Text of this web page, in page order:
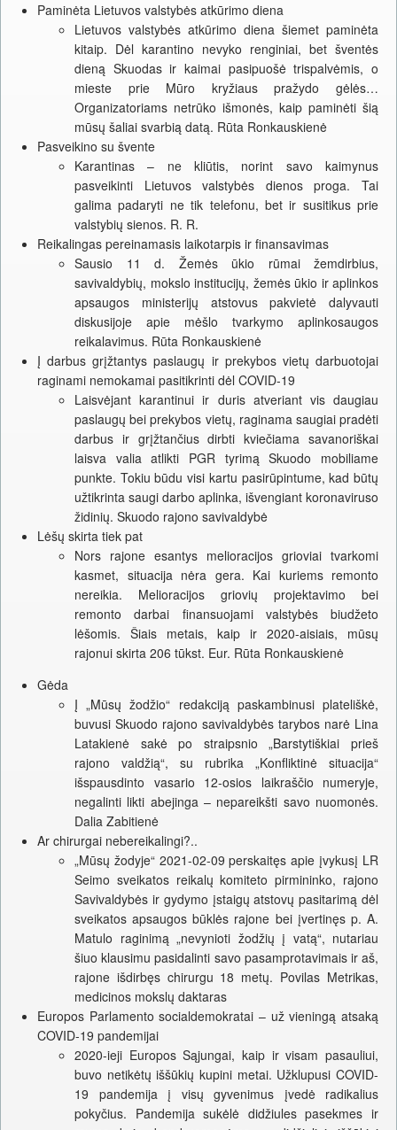
Paminėta Lietuvos valstybės atkūrimo diena
Lietuvos valstybės atkūrimo diena šiemet paminėta
kitaip. Dėl karantino nevyko renginiai, bet šventės
dieną Skuodas ir kaimai pasipuošė trispalvėmis, o
mieste prie Mūro kryžiaus pražydo gėlės…
Organizatoriams netrūko išmonės, kaip paminėti šią
mūsų šaliai svarbią datą. Rūta Ronkauskienė
Pasveikino su švente
Karantinas – ne kliūtis, norint savo kaimynus
pasveikinti Lietuvos valstybės dienos proga. Tai
galima padaryti ne tik telefonu, bet ir susitikus prie
valstybių sienos. R. R.
Reikalingas pereinamasis laikotarpis ir finansavimas
Sausio 11 d. Žemės ūkio rūmai žemdirbius,
savivaldybių, mokslo institucijų, žemės ūkio ir aplinkos
apsaugos ministerijų atstovus pakvietė dalyvauti
diskusijoje apie mėšlo tvarkymo aplinkosaugos
reikalavimus. Rūta Ronkauskienė
Į darbus grįžtantys paslaugų ir prekybos vietų darbuotojai
raginami nemokamai pasitikrinti dėl COVID-19
Laisvėjant karantinui ir duris atveriant vis daugiau
paslaugų bei prekybos vietų, raginama saugiai pradėti
darbus ir grįžtančius dirbti kviečiama savanoriškai
laisva valia atlikti PGR tyrimą Skuodo mobiliame
punkte. Tokiu būdu visi kartu pasirūpintume, kad būtų
užtikrinta saugi darbo aplinka, išvengiant koronaviruso
židinių. Skuodo rajono savivaldybė
Lėšų skirta tiek pat
Nors rajone esantys melioracijos grioviai tvarkomi
kasmet, situacija nėra gera. Kai kuriems remonto
nereikia. Melioracijos griovių projektavimo bei
remonto darbai finansuojami valstybės biudžeto
lėšomis. Šiais metais, kaip ir 2020-aisiais, mūsų
rajonui skirta 206 tūkst. Eur. Rūta Ronkauskienė
Gėda
Į „Mūsų žodžio“ redakciją paskambinusi plateliškė,
buvusi Skuodo rajono savivaldybės tarybos narė Lina
Latakienė sakė po straipsnio „Barstytiškiai prieš
rajono valdžią“, su rubrika „Konfliktinė situacija“
išspausdinto vasario 12-osios laikraščio numeryje,
negalinti likti abejinga – nepareikšti savo nuomonės.
Dalia Zabitienė
Ar chirurgai nebereikalingi?..
„Mūsų žodyje“ 2021-02-09 perskaitęs apie įvykusį LR
Seimo sveikatos reikalų komiteto pirmininko, rajono
Savivaldybės ir gydymo įstaigų atstovų pasitarimą dėl
sveikatos apsaugos būklės rajone bei įvertinęs p. A.
Matulo raginimą „nevynioti žodžių į vatą“, nutariau
šiuo klausimu pasidalinti savo pasamprotavimais ir aš,
rajone išdirbęs chirurgu 18 metų. Povilas Metrikas,
medicinos mokslų daktaras
Europos Parlamento socialdemokratai – už vieningą atsaką
COVID-19 pandemijai
2020-ieji Europos Sąjungai, kaip ir visam pasauliui,
buvo netikėtų iššūkių kupini metai. Užklupusi COVID-
19 pandemija į visų gyvenimus įvedė radikalius
pokyčius. Pandemija sukėlė didžiules pasekmes ir